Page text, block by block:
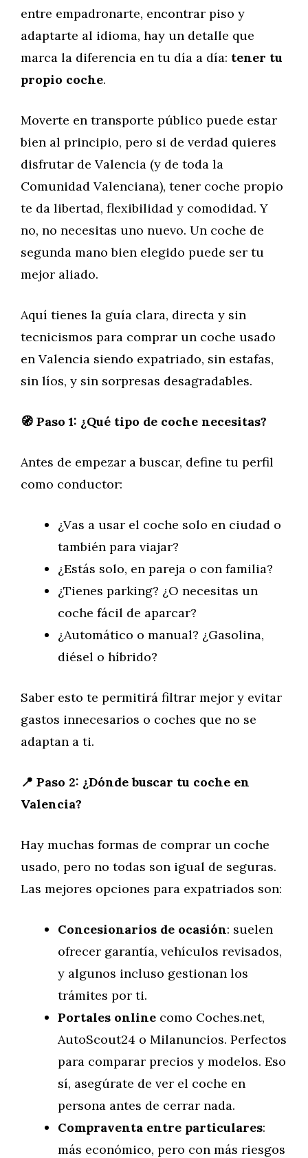
entre empadronarte, encontrar piso y
adaptarte al idioma, hay un detalle que
marca la diferencia en tu día a día: tener tu
propio coche.
Moverte en transporte público puede estar
bien al principio, pero si de verdad quieres
disfrutar de Valencia (y de toda la
Comunidad Valenciana), tener coche propio
te da libertad, flexibilidad y comodidad. Y
no, no necesitas uno nuevo. Un coche de
segunda mano bien elegido puede ser tu
mejor aliado.
Aquí tienes la guía clara, directa y sin
tecnicismos para comprar un coche usado
en Valencia siendo expatriado, sin estafas,
sin líos, y sin sorpresas desagradables.
🧭 Paso 1: ¿Qué tipo de coche necesitas?
Antes de empezar a buscar, define tu perfil
como conductor:
¿Vas a usar el coche solo en ciudad o
también para viajar?
¿Estás solo, en pareja o con familia?
¿Tienes parking? ¿O necesitas un
coche fácil de aparcar?
¿Automático o manual? ¿Gasolina,
diésel o híbrido?
Saber esto te permitirá filtrar mejor y evitar
gastos innecesarios o coches que no se
adaptan a ti.
📍 Paso 2: ¿Dónde buscar tu coche en
Valencia?
Hay muchas formas de comprar un coche
usado, pero no todas son igual de seguras.
Las mejores opciones para expatriados son:
Concesionarios de ocasión: suelen
ofrecer garantía, vehículos revisados,
y algunos incluso gestionan los
trámites por ti.
Portales online como Coches.net,
AutoScout24 o Milanuncios. Perfectos
para comparar precios y modelos. Eso
sí, asegúrate de ver el coche en
persona antes de cerrar nada.
Compraventa entre particulares:
más económico, pero con más riesgos